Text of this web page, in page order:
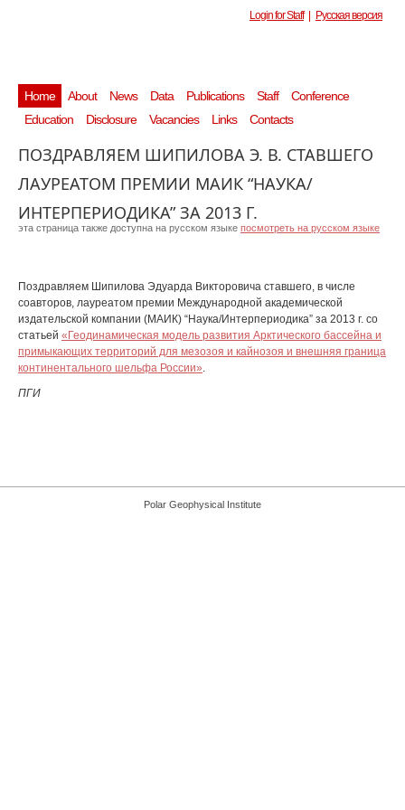
Login for Staff Русская версия
Home About News Data Publications Staff
Conference
Education
Disclosure Vacancies Links Contacts
ПОЗДРАВЛЯЕМ ШИПИЛОВА Э. В. СТАВШЕГО
ЛАУРЕАТОМ ПРЕМИИ МАИК “НАУКА/
ИНТЕРПЕРИОДИКА” ЗА 2013 Г.
эта страница также доступна на русском языке посмотреть на русском языке
Поздравляем Шипилова Эдуарда Викторовича ставшего, в числе
соавторов, лауреатом премии Международной академической
издательской компании (МАИК) “Наука/Интерпериодика” за 2013 г. со
статьей «Геодинамическая модель развития Арктического бассейна и
примыкающих территорий для мезозоя и кайнозоя и внешняя граница
континентального шельфа России».
ПГИ
Polar Geophysical Institute